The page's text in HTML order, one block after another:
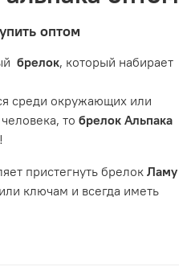
оптом
брелок, который набирает
среди окружающих или
то брелок Альпака
пристегнуть брелок Ламу
ключам и всегда иметь